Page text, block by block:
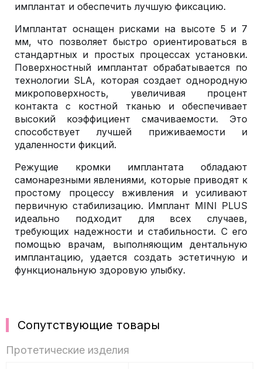
имплантат и обеспечить лучшую фиксацию.
Имплантат оснащен рисками на высоте 5 и 7
мм, что позволяет быстро ориентироваться в
стандартных и простых процессах установки.
Поверхностный имплантат обрабатывается по
технологии SLA, которая создает однородную
микроповерхность, увеличивая процент
контакта с костной тканью и обеспечивает
высокий коэффициент смачиваемости. Это
способствует лучшей приживаемости и
удаленности фикций.
Режущие кромки имплантата обладают
самонарезными явлениями, которые приводят к
простому процессу вживления и усиливают
первичную стабилизацию. Имплант MINI PLUS
идеально подходит для всех случаев,
требующих надежности и стабильности. С его
помощью врачам, выполняющим дентальную
имплантацию, удается создать эстетичную и
функциональную здоровую улыбку.
Сопутствующие товары
Протетические изделия